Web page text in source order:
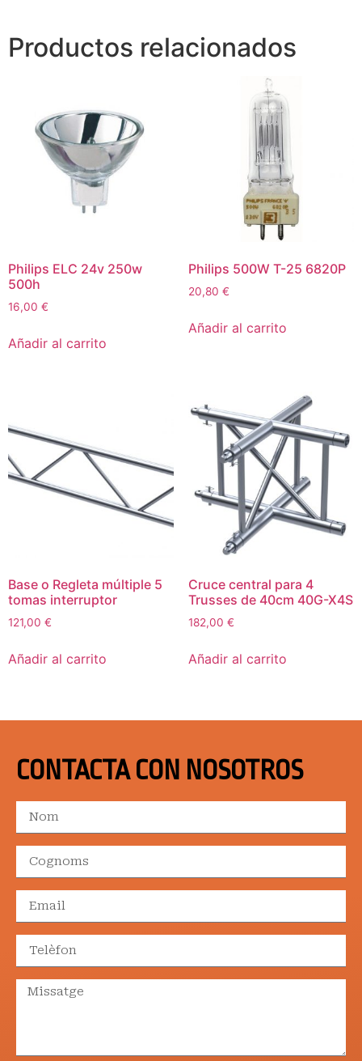
Productos relacionados
Philips ELC 24v 250w
500h
16,00 €
Añadir al carrito
Philips 500W T-25 6820P
20,80 €
Añadir al carrito
Base o Regleta múltiple 5
tomas interruptor
121,00 €
Añadir al carrito
Cruce central para 4
Trusses de 40cm 40G-X4S
182,00 €
Añadir al carrito
CONTACTA CON NOSOTROS